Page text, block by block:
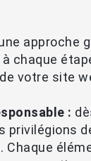
approche
chaque
votre site
:
privilégions
Chaque